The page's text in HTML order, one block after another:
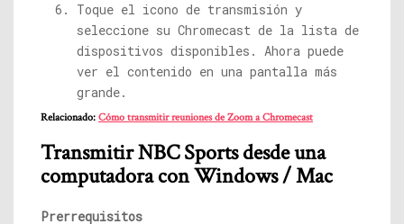
Toque el icono de transmisión y
seleccione su Chromecast de la lista de
dispositivos disponibles. Ahora puede
ver el contenido en una pantalla más
grande.
Relacionado: Cómo transmitir reuniones de Zoom a Chromecast
Transmitir NBC Sports desde una
computadora con Windows / Mac
Prerrequisitos